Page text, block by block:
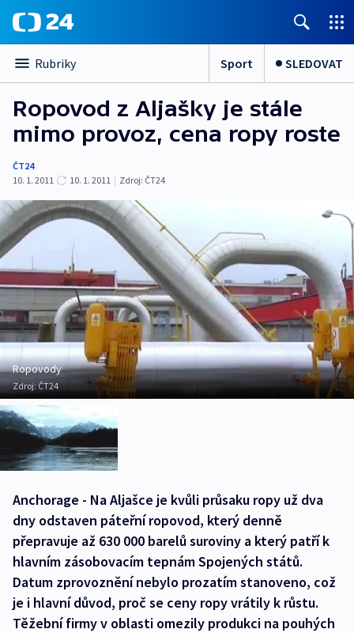
Rubriky Sport SLEDOVAT
Ropovod z Aljašky je stále
mimo provoz, cena ropy roste
ČT24
10. 1. 2011
10. 1. 2011 | Zdroj: ČT24
Ropovody
Zdroj:ČT24
Anchorage - Na Aljašce je kvůli průsaku ropy už dva
dny odstaven páteřní ropovod, který denně
přepravuje až 630 000 barelů suroviny a který patří k
hlavním zásobovacím tepnám Spojených států.
Datum zprovoznění nebylo prozatím stanoveno, což
je i hlavní důvod, proč se ceny ropy vrátily k růstu.
Těžební firmy v oblasti omezily produkci na pouhých